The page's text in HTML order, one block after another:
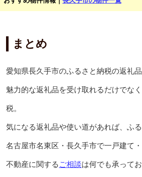
まとめ
愛知県長久手市のふるさと納税の返礼
魅力的な返礼品を受け取れるだけでな
税。
気になる返礼品や使い道があれば、ふ
名古屋市名東区・長久手市で一戸建て
不動産に関する ご相談は何でも承って